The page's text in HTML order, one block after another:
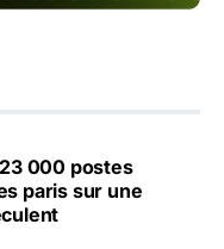
000 postes
paris sur une